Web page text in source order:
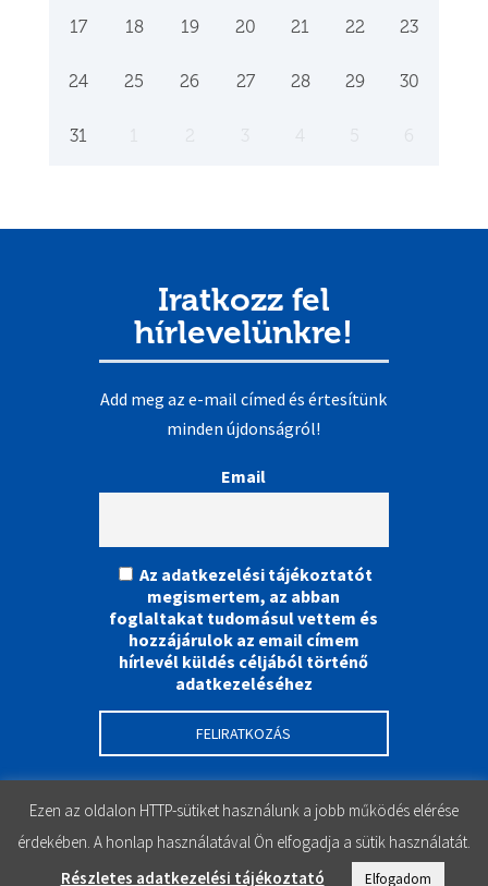
17 18 19 20 21 22 23
24 25 26 27 28 29 30
31
Iratkozz fel
hírlevelünkre!
Add meg az e-mail címed és értesítünk
minden újdonságról!
Email
Az adatkezelési tájékoztatót
megismertem, az abban
foglaltakat tudomásul vettem és
hozzájárulok az email címem
hírlevél küldés céljából történő
adatkezeléséhez
Ezen az oldalon HTTP-sütiket használunk a jobb működés elérése
érdekében. A honlap használatával Ön elfogadja a sütik használatát.
Részletes adatkezelési tájékoztató
Elfogadom